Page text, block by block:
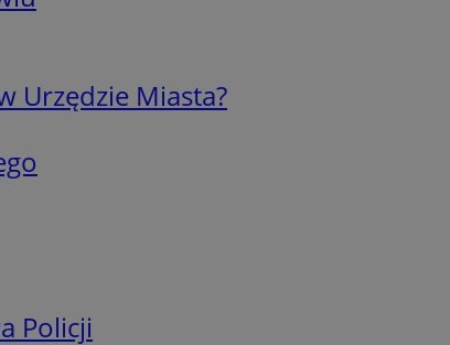
Urzędzie Miasta?
Policji